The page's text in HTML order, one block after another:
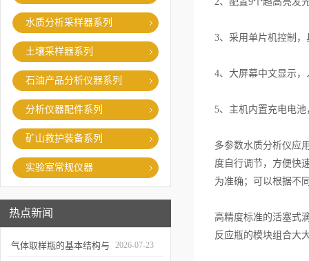
水质分析采样器系列
土壤采样器系列
石油产品分析仪器系列
分析仪器配件系列
矿山救护装备系列
实验室常规仪器
热点新闻
气体取样瓶的基本结构与 2026-07-23
3、采用单片机控制
4、大屏幕中文显示
5、主机内置充电电
多参数水质分析仪应
度自行调节，方便快
为准确；可以根据不
高精度标准的活塞式
反应瓶的模块组合大